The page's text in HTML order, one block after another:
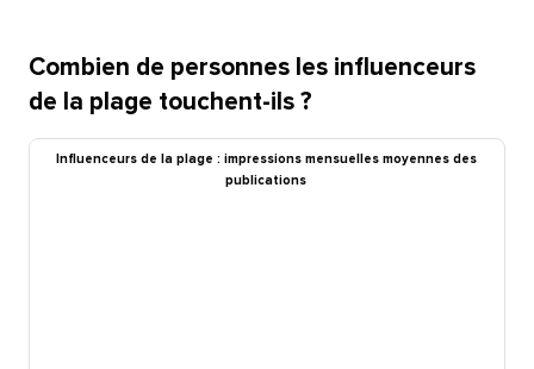
Combien de personnes les influenceurs
de la plage touchent-ils ?​​
Influenceurs de la plage : impressions mensuelles moyennes des
publications​​